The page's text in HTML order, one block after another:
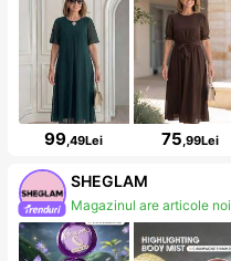
99 ,49Lei 75 ,99Lei
SHEGLAM
Magazinul are articole noi